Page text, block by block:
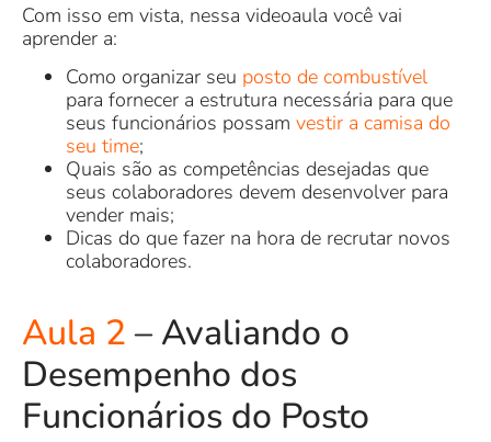
Com isso em vista, nessa videoaula você vai
aprender a:
Como organizar seu posto de combustível
para fornecer a estrutura necessária para que
seus funcionários possam vestir a camisa do
seu time;
Quais são as competências desejadas que
seus colaboradores devem desenvolver para
vender mais;
Dicas do que fazer na hora de recrutar novos
colaboradores.
Aula 2– Avaliando o
Desempenho dos
Funcionários do Posto